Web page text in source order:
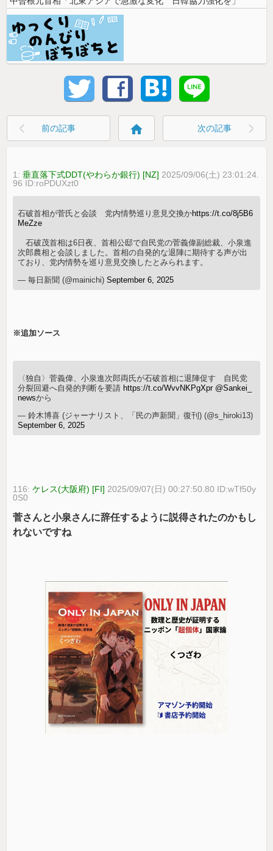
前の記事 home 次の記事
1:垂直落下式DDT(やわらか銀行) [NZ] 2025/09/06(土) 23:01:24.
96 ID:roPDUXzt0
石破首相が菅氏と会談 党内情勢巡り意見交換かhttps://t.co/8j5B6
MeZze
石破茂首相は6日夜、首相公邸で自民党の菅義偉副総裁、小泉進
次郎農相と会談しました。首相の自発的な退陣に期待する声が出
ており、党内情勢を巡り意見交換したとみられます。
— 毎日新聞 (@mainichi)September 6, 2025
※追加ソース
〈独自〉菅義偉、小泉進次郎両氏が石破首相に退陣促す 自民党
分裂回避へ自発的判断を要請 https://t.co/WvvNKPgXpr @Sankei_
newsから
— 鈴木博喜 (ジャーナリスト、「民の声新聞」復刊) (@s_hiroki13)
September 6, 2025
116:ケレス(大阪府) [FI] 2025/09/07(日) 00:27:50.80 ID:wTf50y
0S0
菅さんと小泉さんに辞任するように説得されたのかもし
れないですね